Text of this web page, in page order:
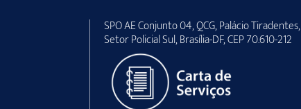
SPO AE Conjunto 04, QCG, Palácio Tiradentes,
Setor Policial Sul, Brasília-DF, CEP 70.610-212